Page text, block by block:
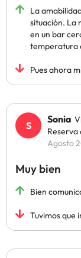
La
situación. La
en un bar
temperatura
Pues ahora
Sonia
Reserva
Agosto
Muy bien
Bien
Tuvimos que